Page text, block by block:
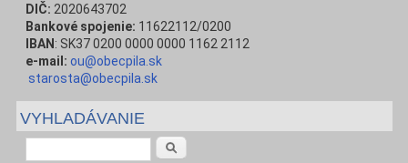
DIČ: 2020643702
Bankové spojenie: 11622112/0200
IBAN : SK37 0200 0000 0000 1162 2112
e-mail: ou@obecpila.sk
starosta@obecpila.sk
VYHLADÁVANIE